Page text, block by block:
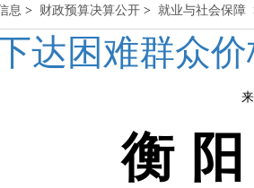
息 > 财政预算决算公开 > 就业与社会保障
达困难群众
衡 阳